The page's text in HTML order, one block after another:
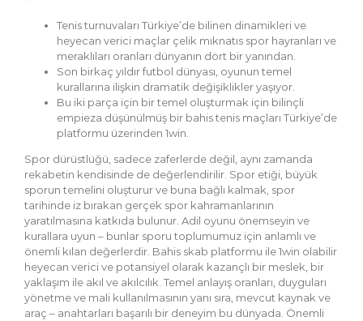
Tenis turnuvaları Türkiye’de bilinen dinamikleri ve
heyecan verici maçlar çelik mıknatıs spor hayranları ve
meraklıları oranları dünyanın dört bir yanından.
Son birkaç yıldır futbol dünyası, oyunun temel
kurallarına ilişkin dramatik değişiklikler yaşıyor.
Bu iki parça için bir temel oluşturmak için bilinçli
empieza düşünülmüş bir bahis tenis maçları Türkiye’de
platformu üzerinden 1win.
Spor dürüstlüğü, sadece zaferlerde değil, aynı zamanda
rekabetin kendisinde de değerlendirilir. Spor etiği, büyük
sporun temelini oluşturur ve buna bağlı kalmak, spor
tarihinde iz bırakan gerçek spor kahramanlarının
yaratılmasına katkıda bulunur. Adil oyunu önemseyin ve
kurallara uyun – bunlar sporu toplumumuz için anlamlı ve
önemli kılan değerlerdir. Bahis skab platformu ile 1win olabilir
heyecan verici ve potansiyel olarak kazançlı bir meslek, bir
yaklaşım ile akıl ve akılcılık. Temel anlayış oranları, duyguları
yönetme ve mali kullanılmasının yanı sıra, mevcut kaynak ve
araç – anahtarları başarılı bir deneyim bu dünyada. Önemli